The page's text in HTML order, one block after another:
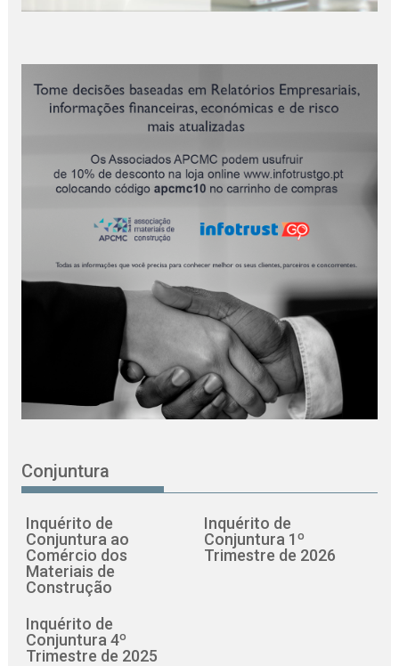
Conjuntura
Inquérito de
Conjuntura ao
Comércio dos
Materiais de
Construção
Inquérito de
Conjuntura 1º
Trimestre de 2026
Inquérito de
Conjuntura 4º
Trimestre de 2025